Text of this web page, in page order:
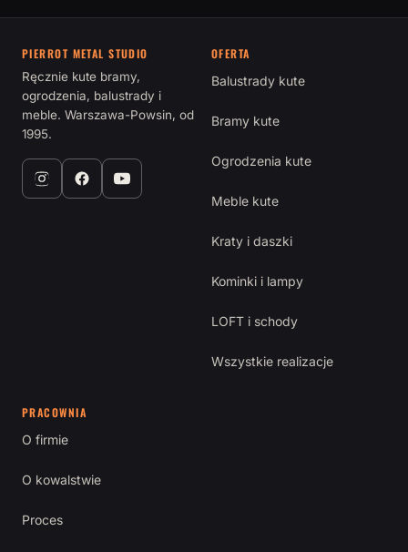
PIERROT METAL STUDIO
Ręcznie kute bramy,
ogrodzenia, balustrady i
meble. Warszawa-Powsin, od
1995.
OFERTA
Balustrady kute
Bramy kute
Ogrodzenia kute
Meble kute
Kraty i daszki
Kominki i lampy
LOFT i schody
Wszystkie realizacje
PRACOWNIA
O firmie
O kowalstwie
Proces